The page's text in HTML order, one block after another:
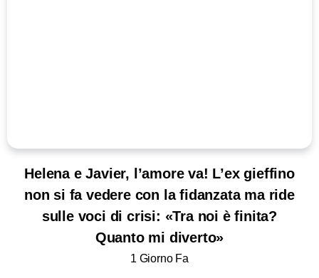
Helena e Javier, l’amore va! L’ex gieffino
non si fa vedere con la fidanzata ma ride
sulle voci di crisi: «Tra noi è finita?
Quanto mi diverto»
1 Giorno Fa